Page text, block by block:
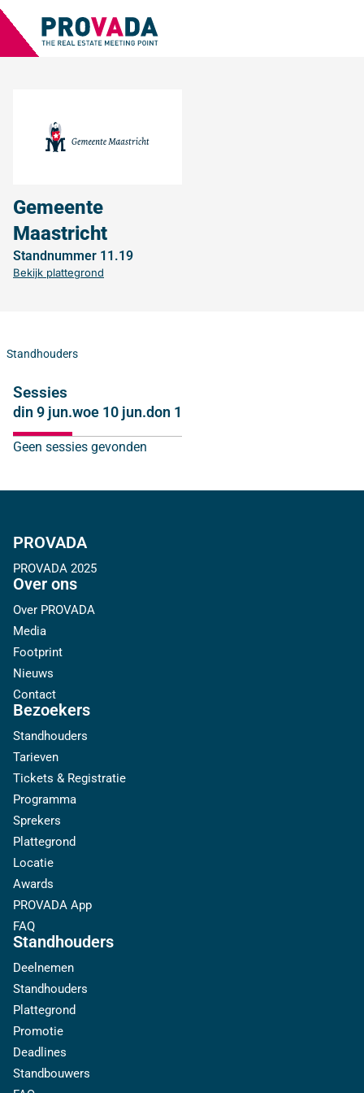
Gemeente
Maastricht
Standnummer 11.19
Bekijk plattegrond
Standhouders
Sessies
din 9 jun.woe 10 jun.don 11 jun.
Geen sessies gevonden
PROVADA
PROVADA 2025
Over ons
Over PROVADA
Media
Footprint
Nieuws
Contact
Bezoekers
Standhouders
Tarieven
Tickets & Registratie
Programma
Sprekers
Plattegrond
Locatie
Awards
PROVADA App
FAQ
Standhouders
Deelnemen
Standhouders
Plattegrond
Promotie
Deadlines
Standbouwers